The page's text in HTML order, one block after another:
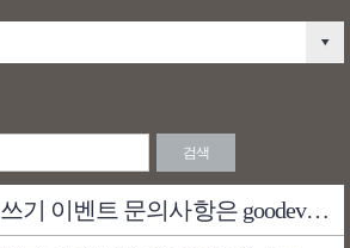
검색
문의사항은 goodevent@catholic.or.kr 로 보내주시기 ...